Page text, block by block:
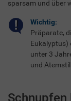
sparsam und über
Wichtig:
Präparate,
Eukalyptus)
unter 3
und
Schnupfen